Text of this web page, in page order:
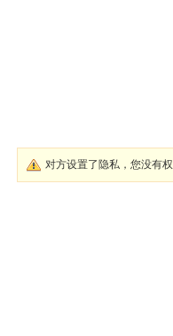
对方设置了隐私，您没有